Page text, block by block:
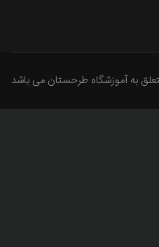
به آموزشگاه طرحستان می باشد